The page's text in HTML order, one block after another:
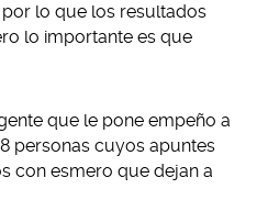
lo que los resultados
lo importante es que
que le pone empeño a
personas cuyos apuntes
con esmero que dejan a